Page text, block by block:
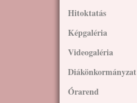
Hitoktatás
Képgaléria
Videogaléria
Diákönkormányzat
Órarend